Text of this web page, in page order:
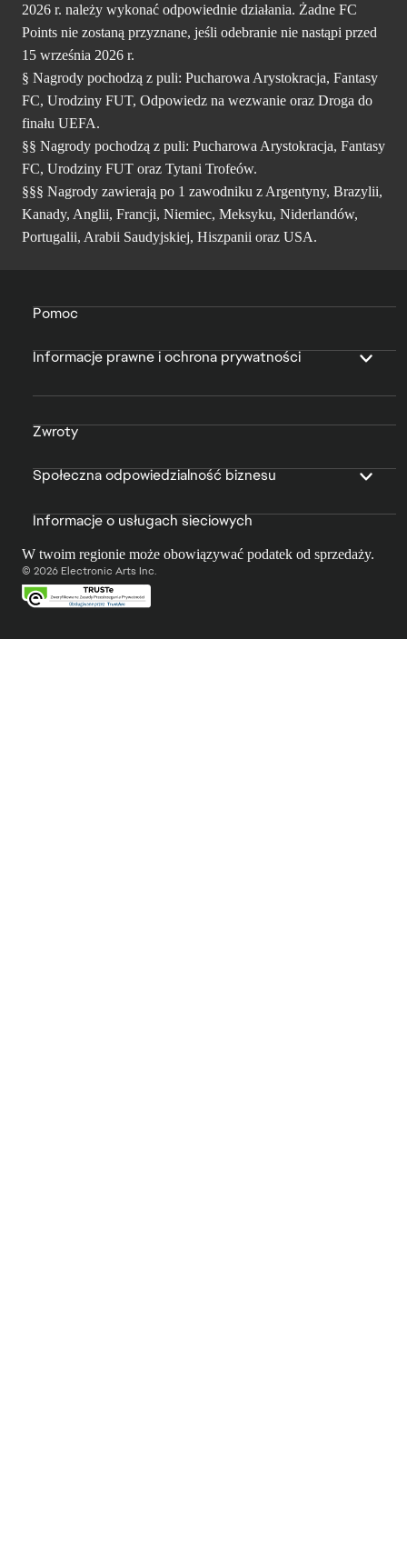
2026 r. należy wykonać odpowiednie działania. Żadne FC
Points nie zostaną przyznane, jeśli odebranie nie nastąpi przed
15 września 2026 r.
§ Nagrody pochodzą z puli: Pucharowa Arystokracja, Fantasy
FC, Urodziny FUT, Odpowiedz na wezwanie oraz Droga do
finału UEFA.
§§ Nagrody pochodzą z puli: Pucharowa Arystokracja, Fantasy
FC, Urodziny FUT oraz Tytani Trofeów.
§§§ Nagrody zawierają po 1 zawodniku z Argentyny, Brazylii,
Kanady, Anglii, Francji, Niemiec, Meksyku, Niderlandów,
Portugalii, Arabii Saudyjskiej, Hiszpanii oraz USA.
Pomoc
Informacje prawne i ochrona prywatności
Zwroty
Społeczna odpowiedzialność biznesu
Informacje o usługach sieciowych
W twoim regionie może obowiązywać podatek od sprzedaży.
© 2026 Electronic Arts Inc.